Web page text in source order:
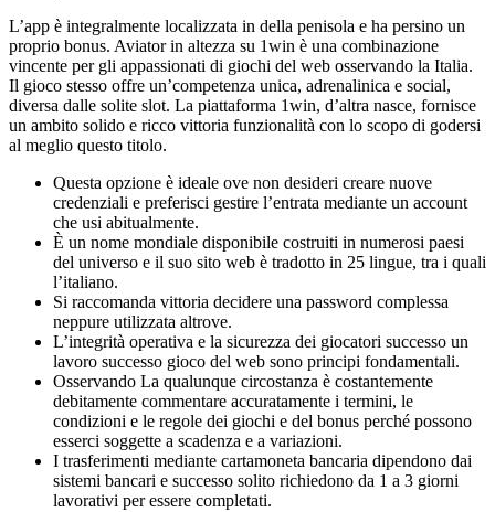
L’app è integralmente localizzata in della penisola e ha persino un
proprio bonus. Aviator in altezza su 1win è una combinazione
vincente per gli appassionati di giochi del web osservando la Italia.
Il gioco stesso offre un’competenza unica, adrenalinica e social,
diversa dalle solite slot. La piattaforma 1win, d’altra nasce, fornisce
un ambito solido e ricco vittoria funzionalità con lo scopo di godersi
al meglio questo titolo.
Questa opzione è ideale ove non desideri creare nuove
credenziali e preferisci gestire l’entrata mediante un account
che usi abitualmente.
È un nome mondiale disponibile costruiti in numerosi paesi
del universo e il suo sito web è tradotto in 25 lingue, tra i quali
l’italiano.
Si raccomanda vittoria decidere una password complessa
neppure utilizzata altrove.
L’integrità operativa e la sicurezza dei giocatori successo un
lavoro successo gioco del web sono principi fondamentali.
Osservando La qualunque circostanza è costantemente
debitamente commentare accuratamente i termini, le
condizioni e le regole dei giochi e del bonus perché possono
esserci soggette a scadenza e a variazioni.
I trasferimenti mediante cartamoneta bancaria dipendono dai
sistemi bancari e successo solito richiedono da 1 a 3 giorni
lavorativi per essere completati.